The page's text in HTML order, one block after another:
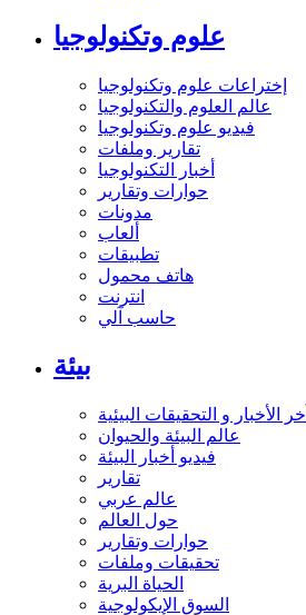
علوم وتكنولوجيا
إختراعات علوم وتكنولوجيا
عالم العلوم والتكنولوجيا
فيديو علوم وتكنولوجيا
تقارير وملفات
أخبار التكنولوجيا
حوارات وتقارير
مدونات
ألعاب
تطبيقات
هاتف محمول
انترنت
حاسب آلي
بيئة
آخر الأخبار و التحقيقات البيئية
عالم البيئة والحيوان
فيديو أخبار البيئة
تقارير
عالم عربي
حول العالم
حوارات وتقارير
تحقيقات وملفات
الحياة البرية
السوق الإيكولوجية